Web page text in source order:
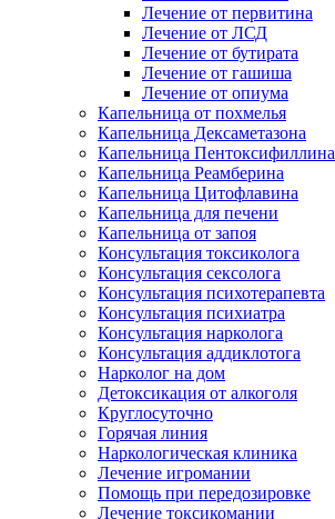
Лечение от первитина
Лечение от ЛСД
Лечение от бутирата
Лечение от гашиша
Лечение от опиума
Капельница от похмелья
Капельница Дексаметазона
Капельница Пентоксифиллина
Капельница Реамберина
Капельница Цитофлавина
Капельница для печени
Капельница от запоя
Консультация токсиколога
Консультация сексолога
Консультация психотерапевта
Консультация психиатра
Консультация нарколога
Консультация аддиклотога
Нарколог на дом
Детоксикация от алкоголя
Круглосуточно
Горячая линия
Наркологическая клиника
Лечение игромании
Помощь при передозировке
Лечение токсикомании